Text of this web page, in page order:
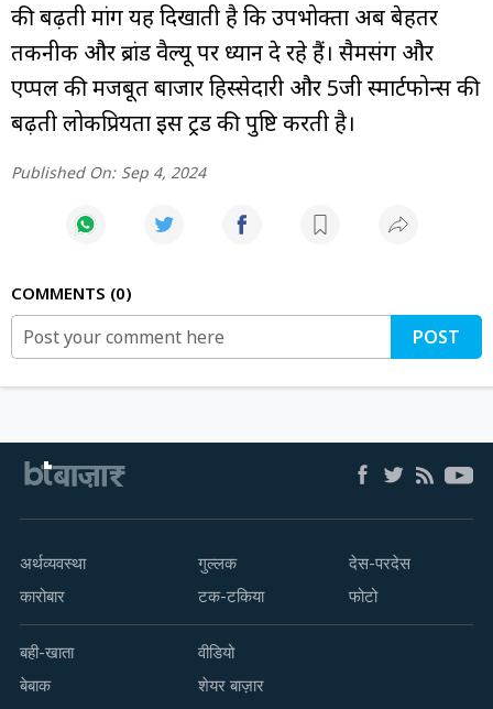
की बढ़ती मांग यह दिखाती है कि उपभोक्ता अब बेहतर
तकनीक और ब्रांड वैल्यू पर ध्यान दे रहे हैं। सैमसंग और
एप्पल की मजबूत बाजार हिस्सेदारी और 5जी स्मार्टफोन्स की
बढ़ती लोकप्रियता इस ट्रेंड की पुष्टि करती है।
Published On: Sep 4, 2024
COMMENTS 0
POST
अर्थव्यवस्था
कारोबार
गुल्लक
टक-टकिया
देस-परदेस
फोटो
बही-खाता
बेबाक
वीडियो
शेयर बाज़ार